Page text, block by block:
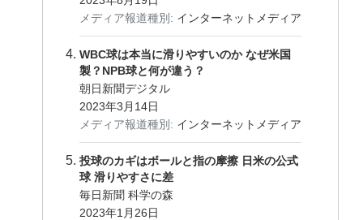
メディア報道種別: インターネットメディア
WBC球は本当に滑りやすいのか なぜ米国
製？NPB球と何が違う？
朝日新聞デジタル
2023年3月14日
メディア報道種別: インターネットメディア
投球のカギはボールと指の摩擦 日米の公式
球 滑りやすさに差
毎日新聞 科学の森
2023年1月26日